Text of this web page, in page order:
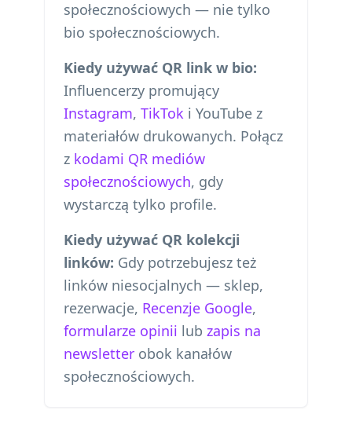
społecznościowych — nie tylko
bio społecznościowych.
Kiedy używać QR link w bio:
Influencerzy promujący
Instagram, TikTok i YouTube z
materiałów drukowanych. Połącz
z kodami QR mediów
społecznościowych, gdy
wystarczą tylko profile.
Kiedy używać QR kolekcji
linków: Gdy potrzebujesz też
linków niesocjalnych — sklep,
rezerwacje, Recenzje Google,
formularze opinii lub zapis na
newsletter obok kanałów
społecznościowych.